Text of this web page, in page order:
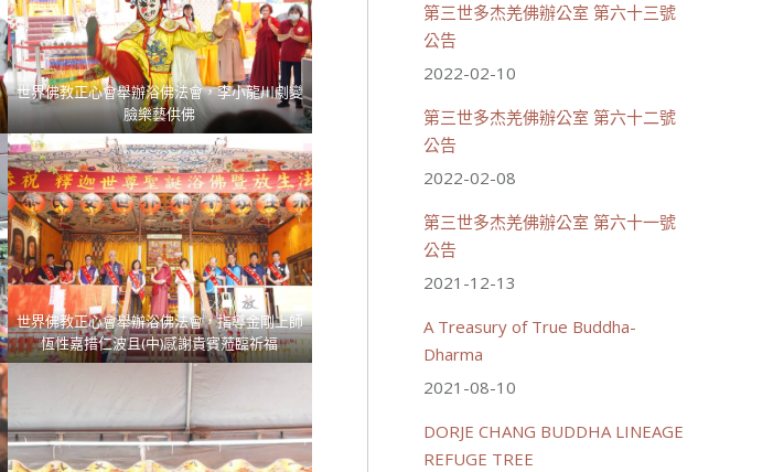
世界佛教正心會舉辦浴佛法會，李小龍川劇變
臉樂藝供佛
世界佛教正心會舉辦浴佛法會，指導金剛上師
恆性嘉措仁波且(中)感謝貴賓蒞臨祈福
載入更多
第三世多杰羌佛辦公室 第六十三號
公告
2022-02-10
第三世多杰羌佛辦公室 第六十二號
公告
2022-02-08
第三世多杰羌佛辦公室 第六十一號
公告
2021-12-13
A Treasury of True Buddha-
Dharma
2021-08-10
DORJE CHANG BUDDHA LINEAGE
REFUGE TREE